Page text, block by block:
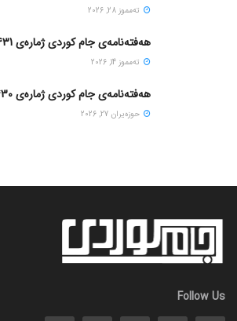
ته‌مموز 28, 2026
هەفتەنامەی جام کوردی ژمارەی 431
ته‌مموز 14, 2026
هەفتەنامەی جام کوردی ژمارەی 430
حوزه‌یران 27, 2026
Follow Us